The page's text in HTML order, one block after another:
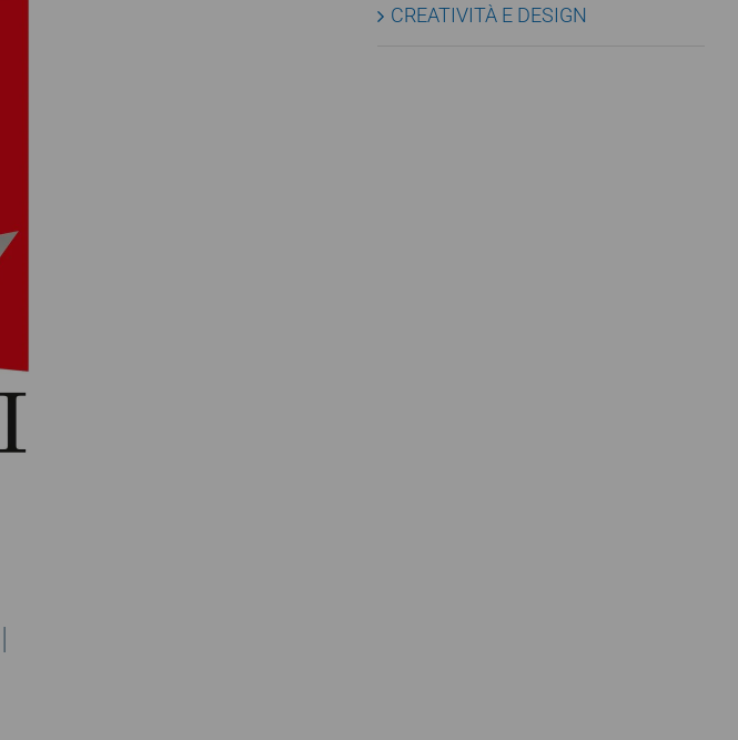
CREATIVITÀ E DESIGN